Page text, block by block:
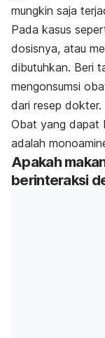
mungkin saja
Pada kasus
dosisnya, atau
dibutuhkan. Beri
mengonsumsi
dari resep dokter.
Obat yang dapat
adalah
Apakah
berinteraksi